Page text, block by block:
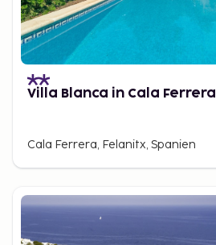
Villa Blanca in Cala Ferrera
Cala Ferrera, Felanitx, Spanien